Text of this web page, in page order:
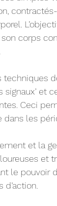
son corps
techniques
signaux’ et
Ceci
dans les
et la
et
le pouvoir